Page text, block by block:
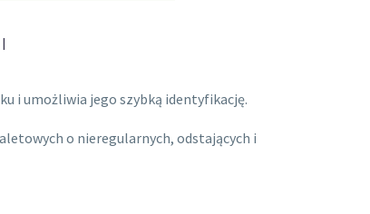
i umożliwia jego szybką identyfikację.
o nieregularnych, odstających i